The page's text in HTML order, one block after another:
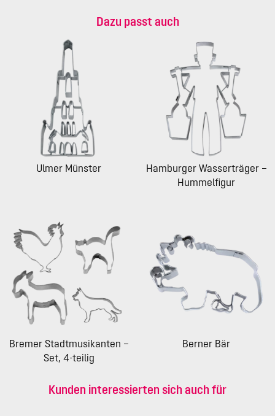
Dazu passt auch
Ulmer Münster
Hamburger Wasserträger –
Hummelfigur
Bremer Stadtmusikanten –
Set, 4-teilig
Berner Bär
Kunden interessierten sich auch für